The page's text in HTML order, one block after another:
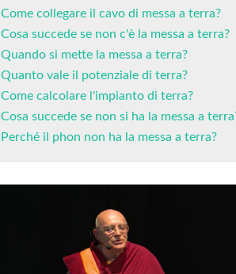
Come collegare il cavo di messa a terra?
Cosa succede se non c'è la messa a terra?
Quando si mette la messa a terra?
Quanto vale il potenziale di terra?
Come calcolare l'impianto di terra?
Cosa succede se non si ha la messa a
Perché il phon non ha la messa a terra?